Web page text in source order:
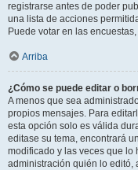
registrarse antes de poder
una lista de acciones
Puede votar en las encuestas,
Arriba
¿Cómo se puede editar o
A menos que sea
propios mensajes. Para
esta opción solo es válida
editase su tema, encontrará
modificado y las veces que lo
administración quién lo editó,